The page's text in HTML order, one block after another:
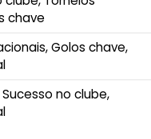
chave
Golos chave,
no clube,